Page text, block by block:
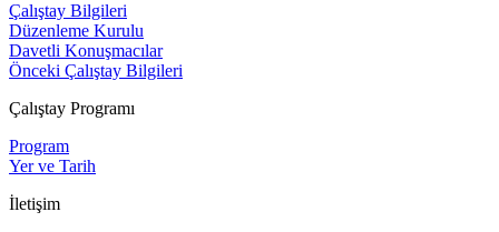
Çalıştay Bilgileri
Düzenleme Kurulu
Davetli Konuşmacılar
Önceki Çalıştay Bilgileri
Çalıştay Programı
Program
Yer ve Tarih
İletişim